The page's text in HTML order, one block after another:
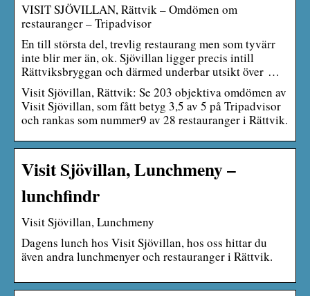
VISIT SJÖVILLAN, Rättvik – Omdömen om
restauranger – Tripadvisor
En till största del, trevlig restaurang men som tyvärr
inte blir mer än, ok. Sjövillan ligger precis intill
Rättviksbryggan och därmed underbar utsikt över …
Visit Sjövillan, Rättvik: Se 203 objektiva omdömen av
Visit Sjövillan, som fått betyg 3,5 av 5 på Tripadvisor
och rankas som nummer9 av 28 restauranger i Rättvik.
Visit Sjövillan, Lunchmeny –
lunchfindr
Visit Sjövillan, Lunchmeny
Dagens lunch hos Visit Sjövillan, hos oss hittar du
även andra lunchmenyer och restauranger i Rättvik.